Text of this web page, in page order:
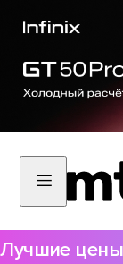
Лучшие